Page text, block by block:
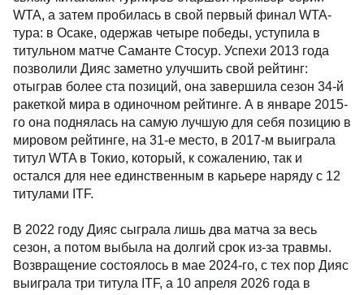
WTA, а затем пробилась в свой первый финал WTA-
тура: в Осаке, одержав четыре победы, уступила в
титульном матче Саманте Стосур. Успехи 2013 года
позволили Дияс заметно улучшить свой рейтинг:
отыграв более ста позиций, она завершила сезон 34-й
ракеткой мира в одиночном рейтинге. А в январе 2015-
го она поднялась на самую лучшую для себя позицию в
мировом рейтинге, на 31-е место, в 2017-м выиграла
титул WTA в Токио, который, к сожалению, так и
остался для нее единственным в карьере наряду с 12
титулами ITF.
В 2022 году Дияс сыграла лишь два матча за весь
сезон, а потом выбыла на долгий срок из-за травмы.
Возвращение состоялось в мае 2024-го, с тех пор Дияс
выиграла три титула ITF, а 10 апреля 2026 года в